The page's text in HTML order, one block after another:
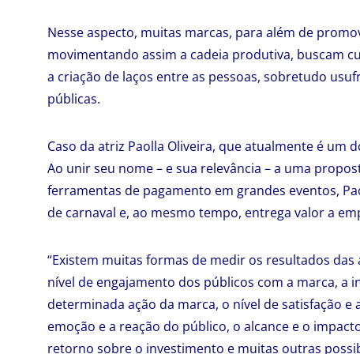
Nesse aspecto, muitas marcas, para além de
movimentando assim a cadeia produtiva, buscam
a criação de laços entre as pessoas, sobretudo
públicas.
Caso da atriz Paolla Oliveira, que atualmente é um
Ao unir seu nome – e sua relevância – a uma
ferramentas de pagamento em grandes eventos,
de carnaval e, ao mesmo tempo, entrega valor a
“Existem muitas formas de medir os resultados
nível de engajamento dos públicos com a marca, a
determinada ação da marca, o nível de satisfação
emoção e a reação do público, o alcance e o
retorno sobre o investimento e muitas outras